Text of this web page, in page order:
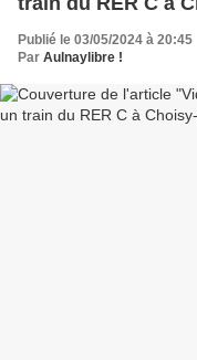
Publié le 03/05/2024 à 20:45
Par Aulnaylibre !